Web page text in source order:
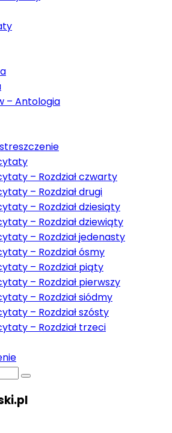
– Antologia
– Rozdział czwarty
– Rozdział drugi
– Rozdział dziesiąty
– Rozdział dziewiąty
– Rozdział jedenasty
– Rozdział ósmy
– Rozdział piąty
– Rozdział pierwszy
– Rozdział siódmy
– Rozdział szósty
– Rozdział trzeci